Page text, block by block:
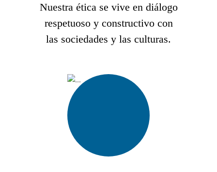
Nuestra ética se vive en diálogo
respetuoso y constructivo con
las sociedades y las culturas.